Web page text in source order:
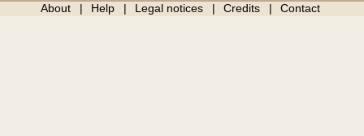
About Help Legal notices Credits Contact